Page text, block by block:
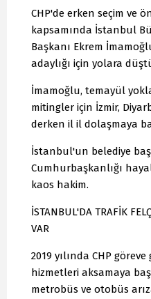
CHP'de erken seçim ve
kapsamında İstanbul
Başkanı Ekrem
adaylığı için yolara
İmamoğlu, temayül
mitingler için İzmir,
derken il il dolaşmaya
İstanbul'un belediye
Cumhurbaşkanlığı
kaos hakim.
İSTANBUL'DA TRAFİK
VAR
2019 yılında CHP
hizmetleri aksamaya
metrobüs ve otobüs